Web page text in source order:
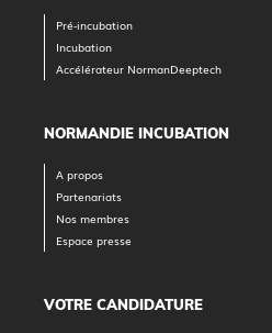
Pré-incubation
Incubation
Accélérateur NormanDeeptech
NORMANDIE INCUBATION
A propos
Partenariats
Nos membres
Espace presse
VOTRE CANDIDATURE